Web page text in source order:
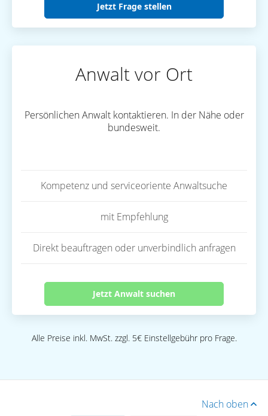
Jetzt Frage stellen
Anwalt vor Ort
Persönlichen Anwalt kontaktieren. In der Nähe oder
bundesweit.
Kompetenz und serviceoriente Anwaltsuche
mit Empfehlung
Direkt beauftragen oder unverbindlich anfragen
Jetzt Anwalt suchen
Alle Preise inkl. MwSt. zzgl. 5€ Einstellgebühr pro Frage.
Nach oben